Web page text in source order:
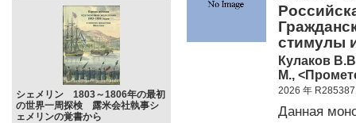
シェメリン 1803～1806年の最初
の世界一周探検 露米会社執事シ
ェメリンの覚書から
стимулы
Кулаков
М.,
2026 年 R285387
Данная